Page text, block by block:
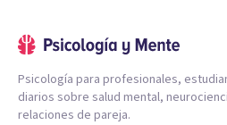
Psicología para profesionales,
diarios sobre salud mental,
relaciones de pareja.